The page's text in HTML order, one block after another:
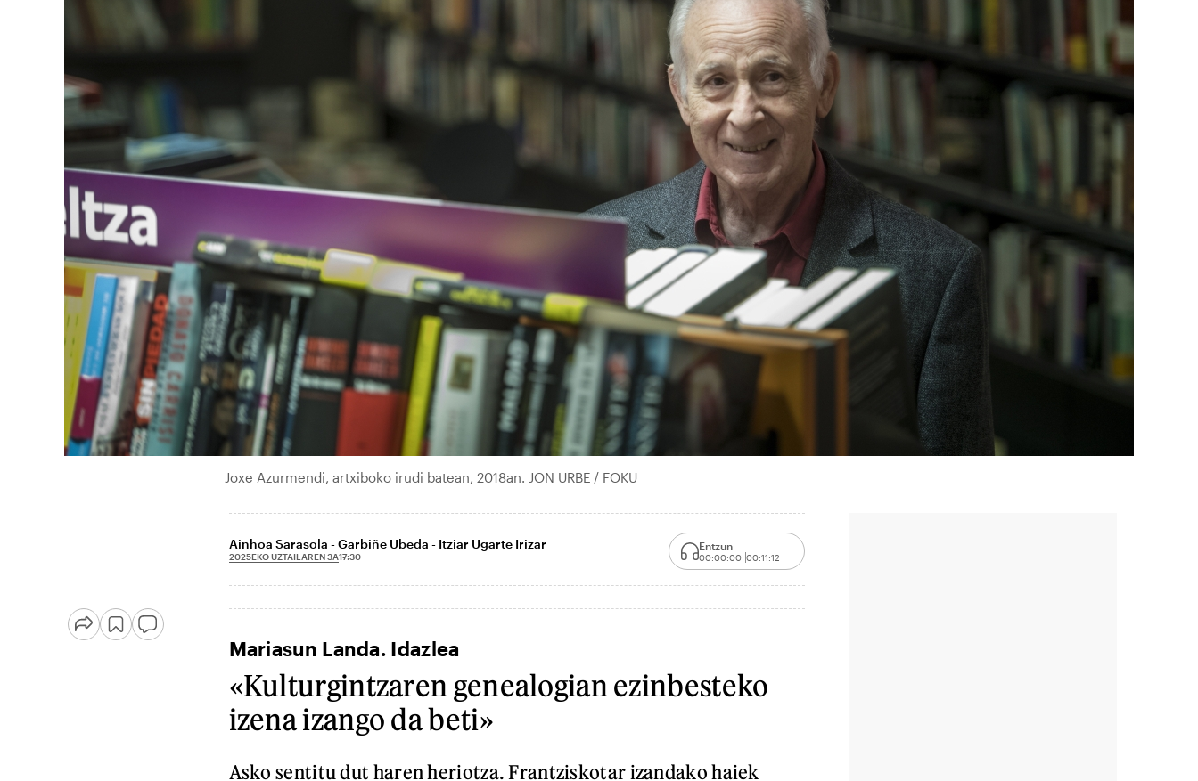
Joxe Azurmendi, artxiboko irudi batean, 2018an. JON URBE / FOKU
Ainhoa Sarasola - Garbiñe Ubeda - Itziar Ugarte Irizar
2025EKO UZTAILAREN 3A17:30
Entzun
00:00:00 00:11:12
Mariasun Landa. Idazlea
«Kulturgintzaren genealogian ezinbesteko
izena izango da beti»
Asko sentitu dut haren heriotza. Frantziskotar izandako haiek